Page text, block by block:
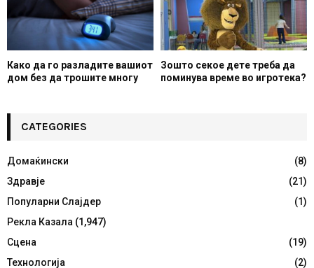
Како да го разладите вашиот
дом без да трошите многу
Зошто секое дете треба да
поминува време во игротека?
CATEGORIES
Домаќински
(8)
Здравје
(21)
Популарни Слајдер
(1)
Рекла Казала (1,947)
Сцена
(19)
Технологија
(2)